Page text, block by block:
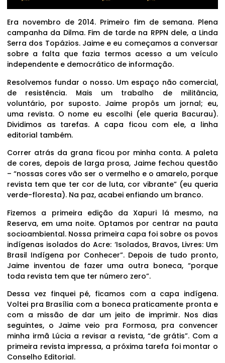
Era novembro de 2014. Primeiro fim de semana. Plena
campanha da Dilma. Fim de tarde na RPPN dele, a Linda
Serra dos Topázios. Jaime e eu começamos a conversar
sobre a falta que fazia termos acesso a um veículo
independente e democrático de informação.
Resolvemos fundar o nosso. Um espaço não comercial,
de resistência. Mais um trabalho de militância,
voluntário, por suposto. Jaime propôs um jornal; eu,
uma revista. O nome eu escolhi (ele queria Bacurau).
Dividimos as tarefas. A capa ficou com ele, a linha
editorial também.
Correr atrás da grana ficou por minha conta. A paleta
de cores, depois de larga prosa, Jaime fechou questão
– “nossas cores vão ser o vermelho e o amarelo, porque
revista tem que ter cor de luta, cor vibrante” (eu queria
verde-floresta). Na paz, acabei enfiando um branco.
Fizemos a primeira edição da Xapuri lá mesmo, na
Reserva, em uma noite. Optamos por centrar na pauta
socioambiental. Nossa primeira capa foi sobre os povos
indígenas isolados do Acre: ‘Isolados, Bravos, Livres: Um
Brasil Indígena por Conhecer”. Depois de tudo pronto,
Jaime inventou de fazer uma outra boneca, “porque
toda revista tem que ter número zero”.
Dessa vez finquei pé, ficamos com a capa indígena.
Voltei pra Brasília com a boneca praticamente pronta e
com a missão de dar um jeito de imprimir. Nos dias
seguintes, o Jaime veio pra Formosa, pra convencer
minha irmã Lúcia a revisar a revista, “de grátis”. Com a
primeira revista impressa, a próxima tarefa foi montar o
Conselho Editorial.